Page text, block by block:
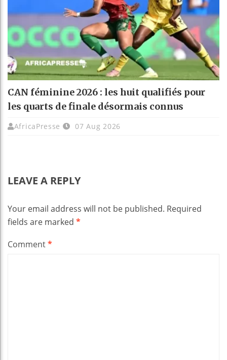
CAN féminine 2026 : les huit qualifiés pour
les quarts de finale désormais connus
AfricaPresse 07 Aug 2026
LEAVE A REPLY
Your email address will not be published. Required
fields are marked *
Comment*